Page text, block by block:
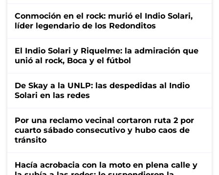
Conmoción en el rock: murió el Indio Solari,
líder legendario de los Redonditos
El Indio Solari y Riquelme: la admiración que
unió al rock, Boca y el fútbol
De Skay a la UNLP: las despedidas al Indio
Solari en las redes
Por una reclamo vecinal cortaron ruta 2 por
cuarto sábado consecutivo y hubo caos de
tránsito
Hacía acrobacia con la moto en plena calle y